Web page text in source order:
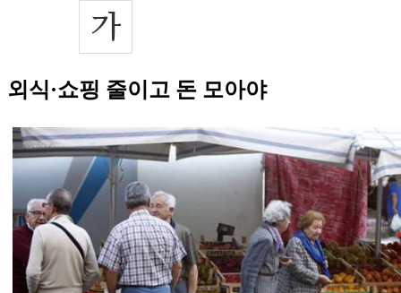
외식·쇼핑 줄이고 돈 모아야